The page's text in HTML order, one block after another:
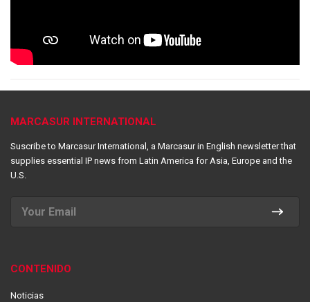
MARCASUR INTERNATIONAL
Suscribe to Marcasur International, a Marcasur in English newsletter that
supplies essential IP news from Latin America for Asia, Europe and the
U.S.
CONTENIDO
Noticias